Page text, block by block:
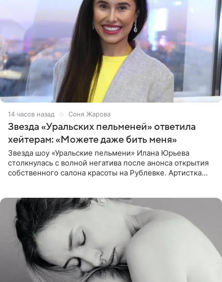
14 часов назад Соня Жарова
Звезда «Уральских пельменей» ответила
хейтерам: «Можете даже бить меня»
Звезда шоу «Уральские пельмени» Илана Юрьева
столкнулась с волной негатива после анонса открытия
собственного салона красоты на Рублевке. Артистка